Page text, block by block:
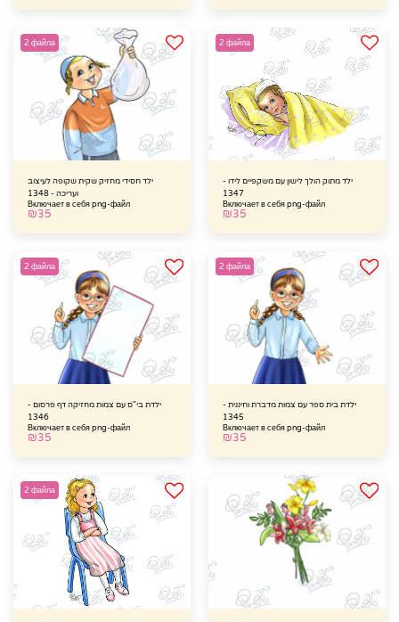
2 файла
ילד חסידי מחזיק שקית שקופה לעיצוב
ועריכה - 1348
Включает в себя png-файл
₪35
2 файла
ילד מתוק הולך לישון עם משקפיים לידו -
1347
Включает в себя png-файл
₪35
2 файла
ילדת בי"ס עם צמות מחזיקה דף פרסום -
1346
Включает в себя png-файл
₪35
2 файла
ילדת בית ספר עם צמות מדברת וחיננית -
1345
Включает в себя png-файл
₪35
2 файла